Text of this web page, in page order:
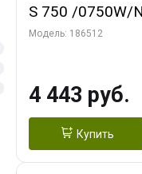
S 750 /0750W/
Light/Single
Модель: 186512
4 443 руб.
Купить